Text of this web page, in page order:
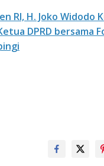
RI, H. Joko Widodo
DPRD bersama